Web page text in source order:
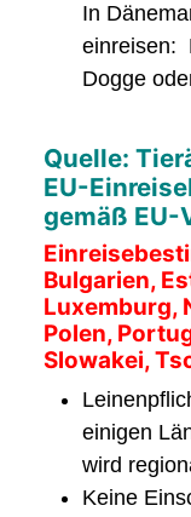
In
einreisen:
Dogge
Quelle:
EU-
gemäß EU-
Bulgarien,
Luxemburg,
Polen,
Slowakei,
einigen
wird
Keine